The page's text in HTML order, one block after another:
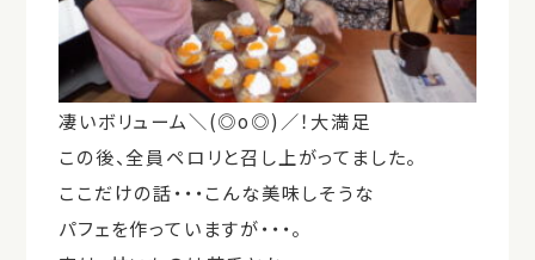
凄いボリューム＼(◎o◎)／！大満足
この後、全員ペロリと召し上がってました。
ここだけの話・・・こんな美味しそうな
パフェを作っていますが・・・。